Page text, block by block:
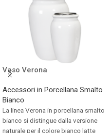
Vaso Verona
Accessori in Porcellana Smalto
Bianco
La linea Verona in porcellana smalto
bianco si distingue dalla versione
naturale per il colore bianco latte